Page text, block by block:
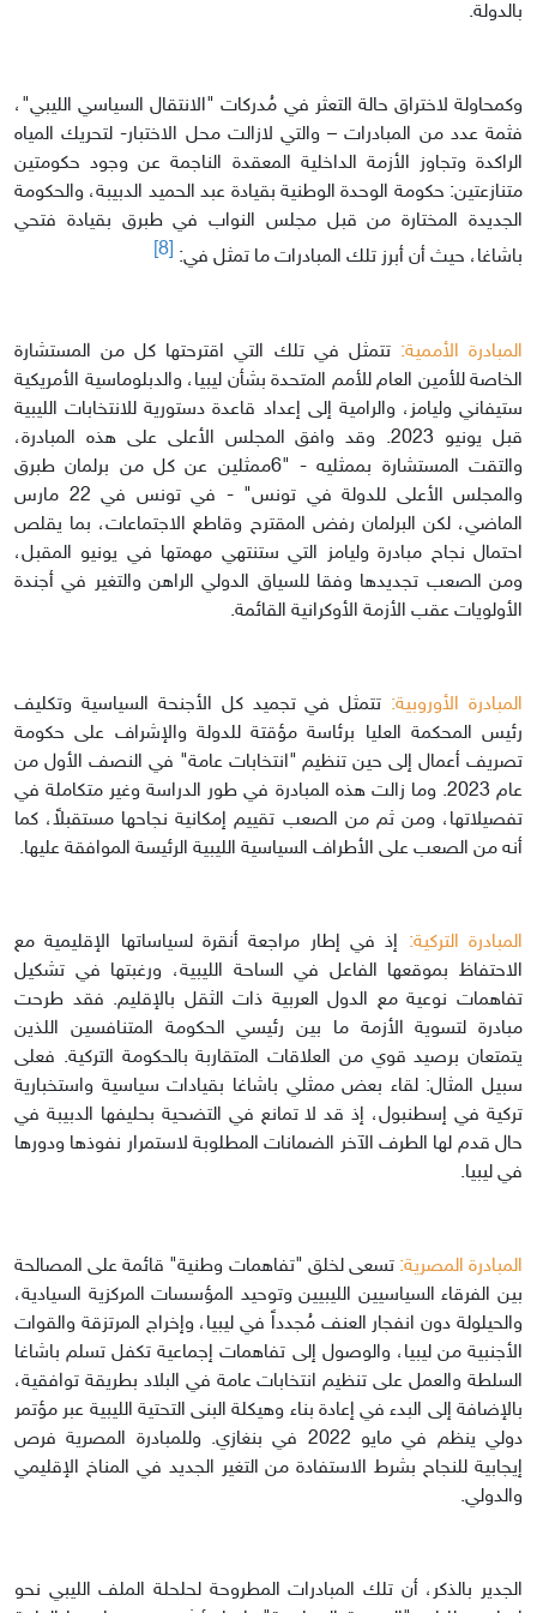
بالدولة.
وكمحاولة لاختراق حالة التعثر في مُدركات "الانتقال السياسي الليبي"،
فثمة عدد من المبادرات – والتي لازالت محل الاختبار- لتحريك المياه
الراكدة وتجاوز الأزمة الداخلية المعقدة الناجمة عن وجود حكومتين
متنازعتين: حكومة الوحدة الوطنية بقيادة عبد الحميد الدبيبة، والحكومة
الجديدة المختارة من قبل مجلس النواب في طبرق بقيادة فتحي
باشاغا، حيث أن أبرز تلك المبادرات ما تمثل في:
المبادرة الأممية: تتمثل في تلك التي اقترحتها كل من المستشارة
الخاصة للأمين العام للأمم المتحدة بشأن ليبيا، والدبلوماسية الأمريكية
ستيفاني وليامز، والرامية إلى إعداد قاعدة دستورية للانتخابات الليبية
قبل يونيو 2023. وقد وافق المجلس الأعلى على هذه المبادرة،
والتقت المستشارة بممثليه - "6ممثلين عن كل من برلمان طبرق
والمجلس الأعلى للدولة في تونس" - في تونس في 22 مارس
الماضي، لكن البرلمان رفض المقترح وقاطع الاجتماعات، بما يقلص
احتمال نجاح مبادرة وليامز التي ستنتهي مهمتها في يونيو المقبل،
ومن الصعب تجديدها وفقا للسياق الدولي الراهن والتغير في أجندة
الأولويات عقب الأزمة الأوكرانية القائمة.
المبادرة الأوروبية: تتمثل في تجميد كل الأجنحة السياسية وتكليف
رئيس المحكمة العليا برئاسة مؤقتة للدولة والإشراف على حكومة
تصريف أعمال إلى حين تنظيم "انتخابات عامة" في النصف الأول من
عام 2023. وما زالت هذه المبادرة في طور الدراسة وغير متكاملة في
تفصيلاتها، ومن ثم من الصعب تقييم إمكانية نجاحها مستقبلاً، كما
أنه من الصعب على الأطراف السياسية الليبية الرئيسة الموافقة عليها.
المبادرة التركية: إذ في إطار مراجعة أنقرة لسياساتها الإقليمية مع
الاحتفاظ بموقعها الفاعل في الساحة الليبية، ورغبتها في تشكيل
تفاهمات نوعية مع الدول العربية ذات الثقل بالإقليم. فقد طرحت
مبادرة لتسوية الأزمة ما بين رئيسي الحكومة المتنافسين اللذين
يتمتعان برصيد قوي من العلاقات المتقاربة بالحكومة التركية. فعلى
سبيل المثال: لقاء بعض ممثلي باشاغا بقيادات سياسية واستخبارية
تركية في إسطنبول، إذ قد لا تمانع في التضحية بحليفها الدبيبة في
حال قدم لها الطرف الآخر الضمانات المطلوبة لاستمرار نفوذها ودورها
في ليبيا.
المبادرة المصرية: تسعى لخلق "تفاهمات وطنية" قائمة على المصالحة
بين الفرقاء السياسيين الليبيين وتوحيد المؤسسات المركزية السيادية،
والحيلولة دون انفجار العنف مُجدداً في ليبيا، وإخراج المرتزقة والقوات
الأجنبية من ليبيا، والوصول إلى تفاهمات إجماعية تكفل تسلم باشاغا
السلطة والعمل على تنظيم انتخابات عامة في البلاد بطريقة توافقية،
بالإضافة إلى البدء في إعادة بناء وهيكلة البنى التحتية الليبية عبر مؤتمر
دولي ينظم في مايو 2022 في بنغازي. وللمبادرة المصرية فرص
إيجابية للنجاح بشرط الاستفادة من التغير الجديد في المناخ الإقليمي
والدولي.
الجدير بالذكر، أن تلك المبادرات المطروحة لحلحلة الملف الليبي نحو